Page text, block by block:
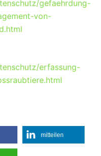
gefaehrdung-
von-
erfassung-
mitteilen